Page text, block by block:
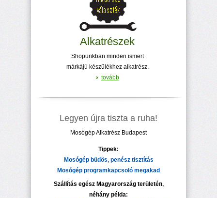
Alkatrészek
Shopunkban minden ismert
márkájú készülékhez alkatrész.
tovább
Legyen újra tiszta a ruha!
Mosógép Alkatrész Budapest
Tippek:
Mosógép büdös, penész tisztítás
Mosógép programkapcsoló megakad
Szállítás egész Magyarország területén,
néhány példa: